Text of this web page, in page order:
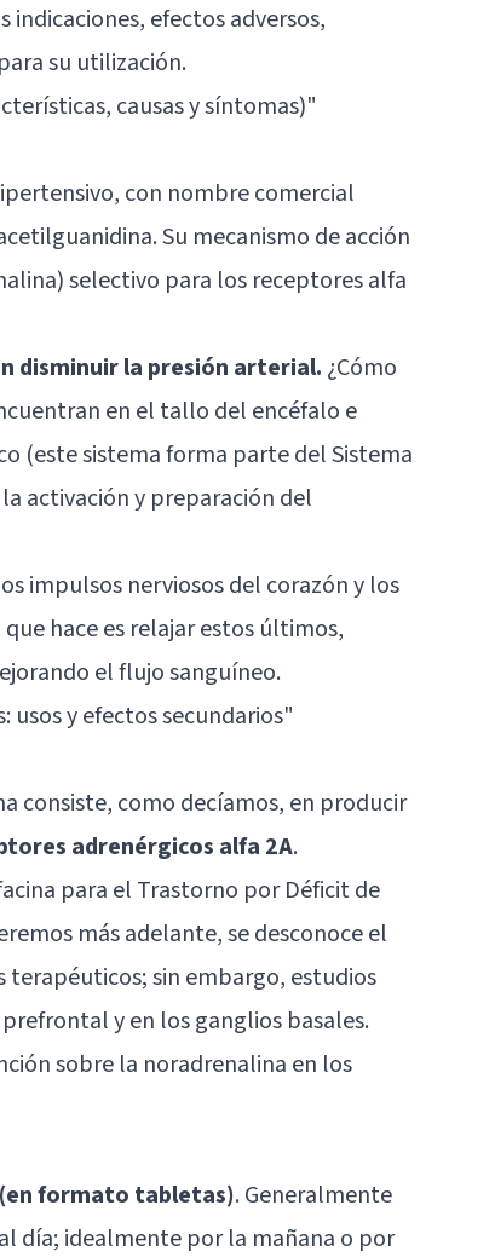
indicaciones, efectos adversos,
su utilización.
causas y síntomas)"
con nombre comercial
Su mecanismo de acción
selectivo para los receptores alfa
disminuir la presión arterial. ¿Cómo
en el tallo del encéfalo e
(este sistema forma parte del Sistema
activación y preparación del
impulsos nerviosos del corazón y los
hace es relajar estos últimos,
el flujo sanguíneo.
usos y efectos secundarios"
consiste, como decíamos, en producir
adrenérgicos alfa 2A.
para el Trastorno por Déficit de
más adelante, se desconoce el
terapéuticos; sin embargo, estudios
y en los ganglios basales.
sobre la noradrenalina en los
formato tabletas). Generalmente
día; idealmente por la mañana o por